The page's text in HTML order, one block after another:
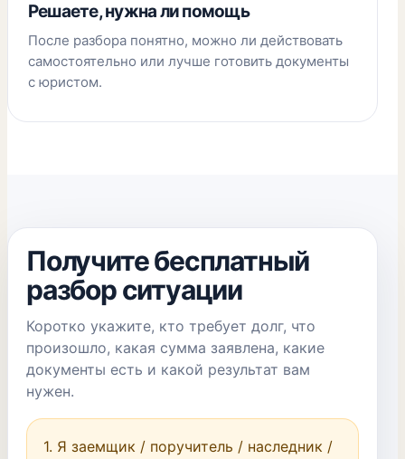
Решаете, нужна ли помощь
После разбора понятно, можно ли действовать
самостоятельно или лучше готовить документы
с юристом.
Получите бесплатный
разбор ситуации
Коротко укажите, кто требует долг, что
произошло, какая сумма заявлена, какие
документы есть и какой результат вам
нужен.
1. Я заемщик / поручитель / наследник /